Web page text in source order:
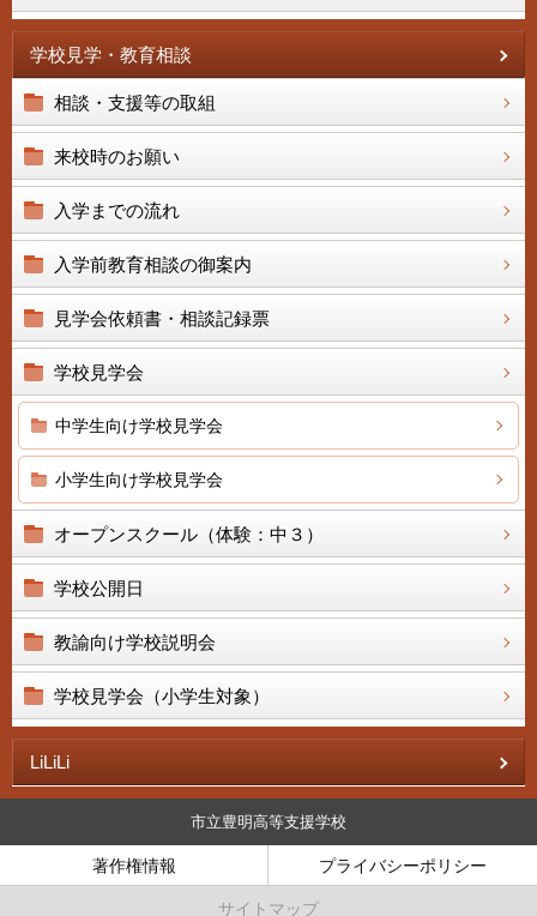
学校見学・教育相談
相談・支援等の取組
来校時のお願い
入学までの流れ
入学前教育相談の御案内
見学会依頼書・相談記録票
学校見学会
中学生向け学校見学会
小学生向け学校見学会
オープンスクール（体験：中３）
学校公開日
教諭向け学校説明会
学校見学会（小学生対象）
LiLiLi
市立豊明高等支援学校
著作権情報 プライバシーポリシー
サイトマップ